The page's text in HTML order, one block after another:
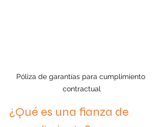
Póliza de garantías para cumplimiento
contractual
¿Qué es una fianza de